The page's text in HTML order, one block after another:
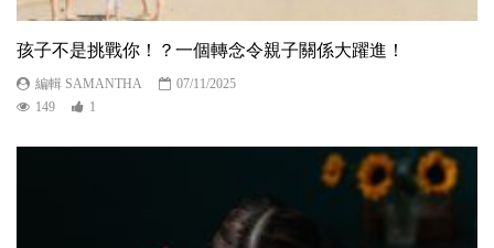
孩子不是挑戰你！？一個轉念令親子關係大躍進！
編輯 SAMANTHA
07/11/2025
149
1